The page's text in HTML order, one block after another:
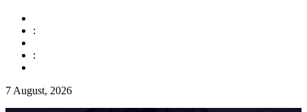
:
:
7 August, 2026